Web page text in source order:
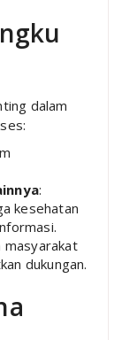
dalam
:
kesehatan
masyarakat
dukungan.